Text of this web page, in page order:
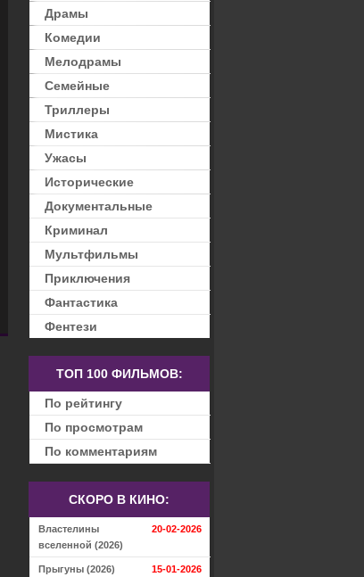
Драмы
Комедии
Мелодрамы
Семейные
Триллеры
Мистика
Ужасы
Исторические
Документальные
Криминал
Мультфильмы
Приключения
Фантастика
Фентези
ТОП 100 ФИЛЬМОВ:
По рейтингу
По просмотрам
По комментариям
СКОРО В КИНО:
Властелины
вселенной (2026)
20-02-2026
Прыгуны (2026) 15-01-2026